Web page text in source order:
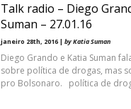
Talk radio – Diego
Suman – 27.01.16
janeiro 28th, 2016 | by Katia Suman
Diego Grando e Katia Suman
sobre política de drogas, mas
pro Bolsonaro. política de